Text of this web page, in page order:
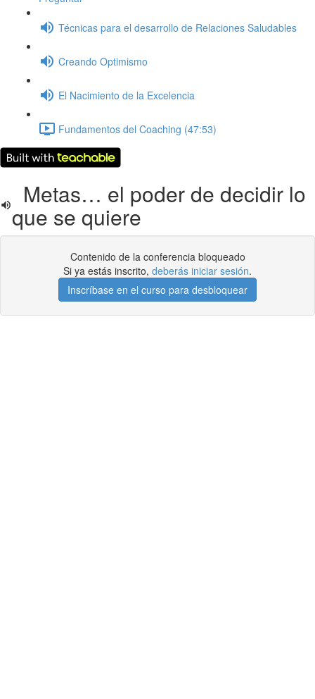
Técnicas para el desarrollo de Relaciones Saludables
Creando Optimismo
El Nacimiento de la Excelencia
Fundamentos del Coaching (47:53)
Metas… el poder de decidir lo
que se quiere
Contenido de la conferencia bloqueado
Si ya estás inscrito, deberás iniciar sesión.
Inscríbase en el curso para desbloquear